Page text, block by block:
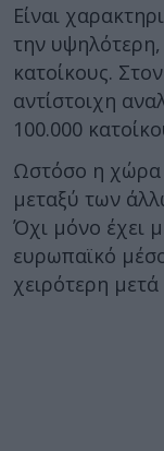
Είναι
την υψηλότερη,
κατοίκους.
αντίστοιχη
100.000
Ωστόσο η χώρα
μεταξύ των
Όχι μόνο έχει
ευρωπαϊκό
χειρότερη